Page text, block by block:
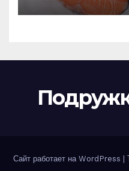
Сайт работает на WordPress